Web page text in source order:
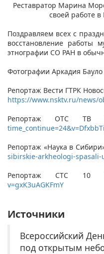
Реставратор Марина
своей работе
Поздравляем всех с
восстановление работы
этнографии СО РАН в
Фотографии Аркадия Бауло
Репортаж Вести ГТРК
https://www.nsktv.ru/news/
Репортаж ОТС ТВ
Репортаж «Наука в
sibirskie-arkheologi-
Репортаж СТС 10
v=gxK3uAGKFmY
Источники
Всероссийский
под открытым